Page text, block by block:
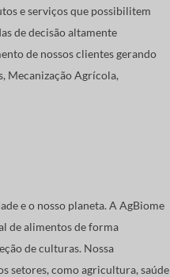
e serviços que possibilitem
de decisão altamente
de nossos clientes gerando
Mecanização Agrícola,
e o nosso planeta. A AgBiome
de alimentos de forma
de culturas. Nossa
setores, como agricultura, saúde